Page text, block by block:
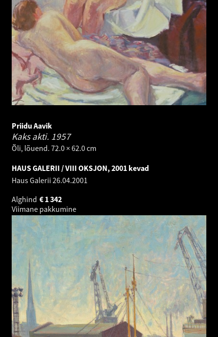
Priidu Aavik
Kaks akti. 1957
Õli, lõuend. 72.0 × 62.0 cm
HAUS GALERII / VIII OKSJON, 2001 kevad
Haus Galerii 26.04.2001
Alghind
1 342
€
Viimane pakkumine